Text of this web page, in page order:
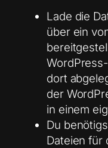
Lade die
über ein
dort
der
in einem
Du
Dateien für